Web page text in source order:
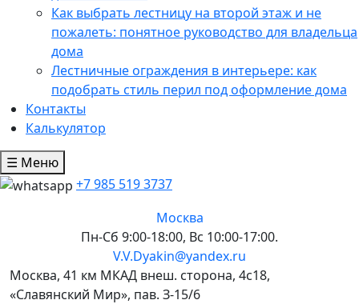
Как выбрать лестницу на второй этаж и не
пожалеть: понятное руководство для владельца
дома
Лестничные ограждения в интерьере: как
подобрать стиль перил под оформление дома
Контакты
Калькулятор
☰ Меню
+7 985 519 3737
Москва
Пн-Сб 9:00-18:00, Вс 10:00-17:00.
V.V.Dyakin@yandex.ru
Москва, 41 км МКАД внеш. сторона, 4c18,
«Славянский Мир», пав. З-15/6